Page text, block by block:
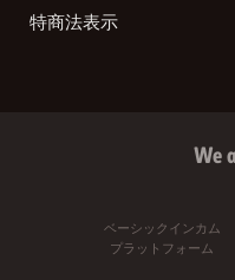
特商法表示
We
ベーシックインカム
プラットフォーム